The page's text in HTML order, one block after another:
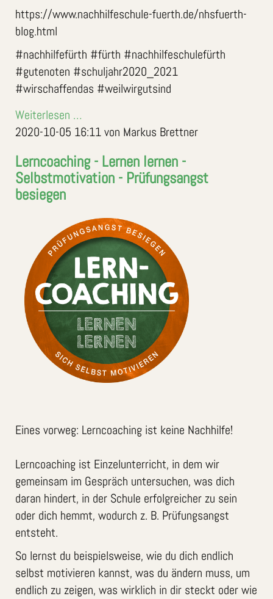
https://www.nachhilfeschule-fuerth.de/nhsfuerth-
blog.html
#nachhilfefürth #fürth #nachhilfeschulefürth
#gutenoten #schuljahr2020_2021
#wirschaffendas #weilwirgutsind
Weiterlesen …
2020-10-05 16:11von Markus Brettner
Lerncoaching - Lernen lernen -
Selbstmotivation - Prüfungsangst
besiegen
Eines vorweg: Lerncoaching ist keine Nachhilfe!
Lerncoaching ist Einzelunterricht, in dem wir
gemeinsam im Gespräch untersuchen, was dich
daran hindert, in der Schule erfolgreicher zu sein
oder dich hemmt, wodurch z. B. Prüfungsangst
entsteht.
So lernst du beispielsweise, wie du dich endlich
selbst motivieren kannst, was du ändern muss, um
endlich zu zeigen, was wirklich in dir steckt oder wie